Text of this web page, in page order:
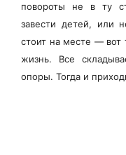
повороты не в ту
завести детей, или
стоит на месте — вот
жизнь. Все
опоры. Тогда и